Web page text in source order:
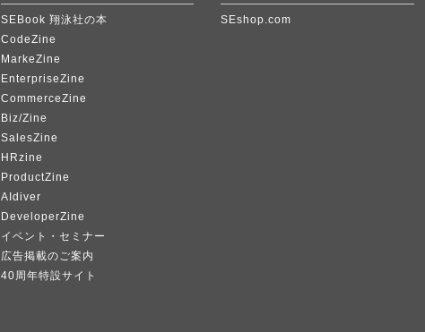
SEBook 翔泳社の本
CodeZine
MarkeZine
EnterpriseZine
CommerceZine
Biz/Zine
SalesZine
HRzine
ProductZine
AIdiver
DeveloperZine
イベント・セミナー
広告掲載のご案内
40周年特設サイト
SEshop.com